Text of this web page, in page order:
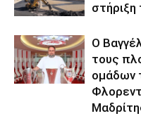
Ο
τους
ομάδων